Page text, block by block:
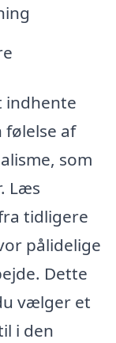
indhente
følelse af
som
Læs
tidligere
pålidelige
Dette
vælger et
i den